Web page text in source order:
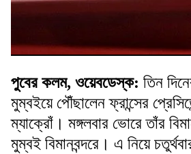
পুবের কলম, ওয়েবডেস্ক: তিন
মুম্বইয়ে পৌঁছালেন ফ্রান্সের
ম্যাক্রোঁ। মঙ্গলবার ভোরে তাঁর
মুম্বই বিমানবন্দরে। এ নিয়ে